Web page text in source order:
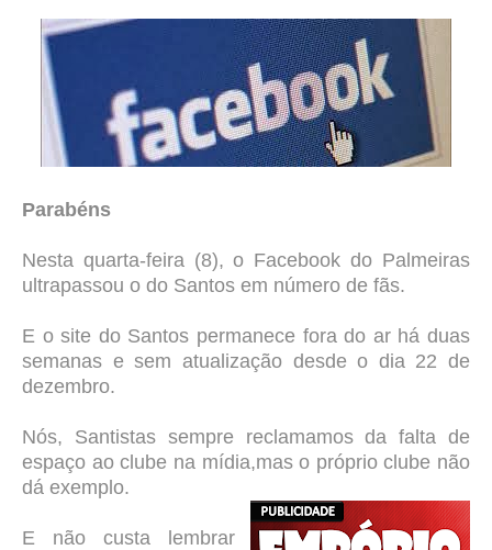
Parabéns
Nesta quarta-feira (8), o Facebook do Palmeiras
ultrapassou o do Santos em número de fãs.
E o site do Santos permanece fora do ar há duas
semanas e sem atualização desde o dia 22 de
dezembro.
Nós, Santistas sempre reclamamos da falta de
espaço ao clube na mídia,mas o próprio clube não
dá exemplo.
E não custa lembrar